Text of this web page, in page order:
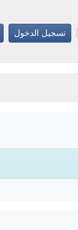
تسجيل الدخول